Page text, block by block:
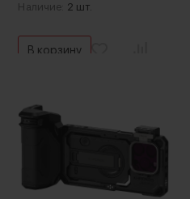
Наличие: 2 шт.
В корзину